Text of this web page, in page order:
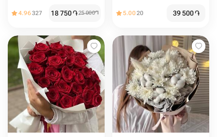
4.96327 18 750֏25 000֏ 5.0020 39 500֏